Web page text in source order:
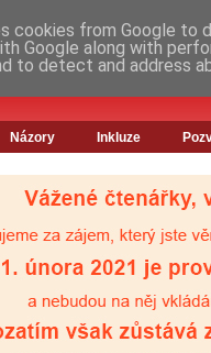
Názory Inkluze
cookies from Google to
Google along with
to detect and address